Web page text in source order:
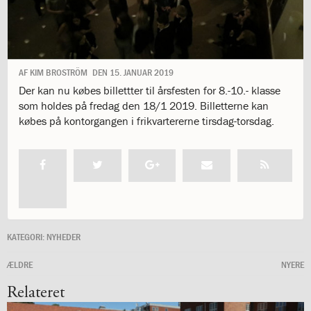
days
of
giving
1.12:
Let
it
Grow
1.13:
Move
it!
cycle
Recycle
af
AF KIM BROSTRÖM DEN 15. JANUAR 2019
Der kan nu købes billettter til årsfesten for 8.-10.- klasse
som holdes på fredag den 18/1 2019. Billetterne kan
købes på kontorgangen i frikvartererne tirsdag-torsdag.
KATEGORI: NYHEDER
ÆLDRE NYERE
Relateret